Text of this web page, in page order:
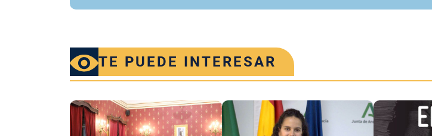
TE PUEDE INTERESAR